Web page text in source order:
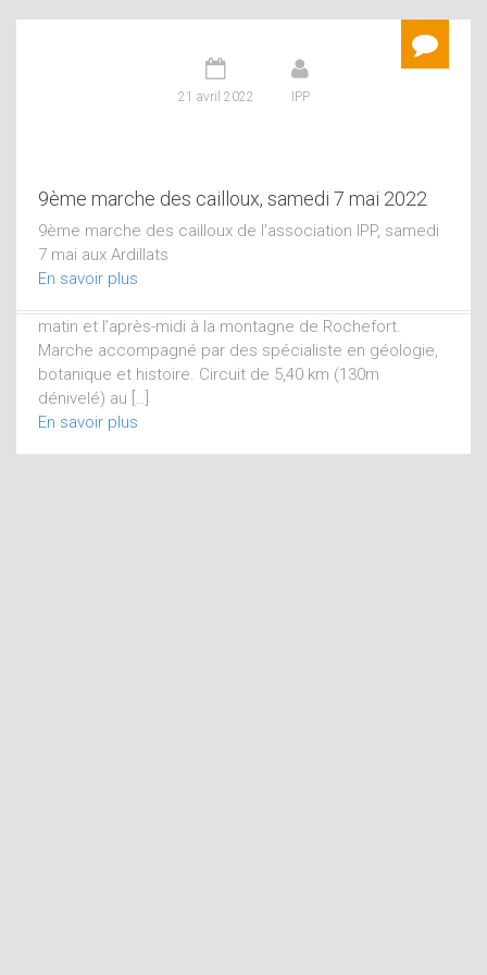
15 mars 2026 IPP
13ème marche des cailloux, samedi 2 mai 2026
13ème marche des cailloux, samedi 2 mai 2026
(classée Géo évènement par le GEOPARC)
L’association Itinéraires Paysages et Patrimoine vous
matin et l’après-midi à la montagne de Rochefort.
Marche accompagné par des spécialiste en géologie,
botanique et histoire. Circuit de 5,40 km (130m
dénivelé) au […]
En savoir plus
11 avril 2025 IPP
12ème marche des cailloux, samedi 3 mai 2025
12èeme marche des cailloux à Fleurie, le samedi 03 mai
2025
En savoir plus
21 avril 2022 IPP
9ème marche des cailloux, samedi 7 mai 2022
9ème marche des cailloux de l'association IPP, samedi
7 mai aux Ardillats
En savoir plus